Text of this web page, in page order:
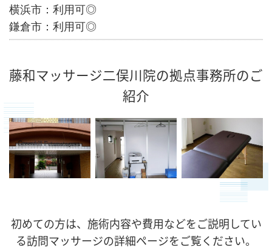
横浜市：利用可◎
鎌倉市：利用可◎
藤和マッサージ二俣川院の拠点事務所のご
紹介
初めての方は、施術内容や費用などをご説明してい
る訪問マッサージの詳細ページをご覧ください。